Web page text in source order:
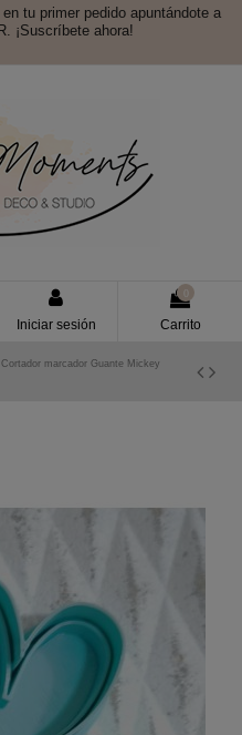
en tu primer pedido apuntándote a
¡Suscríbete ahora!
Iniciar sesión Carrito
Cortador marcador Guante Mickey